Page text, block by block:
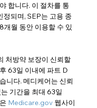
합니다. 이 절차를 통
정되며, SEP는 고용 종
월 동안 이용할 수 있
처방약 보장이 신뢰할
63일 이내에 파트 D
니다. 메디케어는 신뢰
기간을 최대 63일
Medicare.gov 웹사이